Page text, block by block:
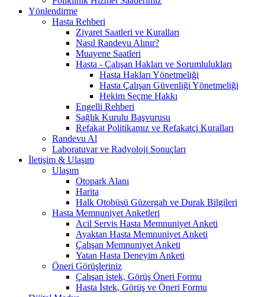
Yönlendirme
Hasta Rehberi
Ziyaret Saatleri ve Kuralları
Nasıl Randevu Alınır?
Muayene Saatleri
Hasta - Çalışan Hakları ve Sorumlulukları
Hasta Hakları Yönetmeliği
Hasta Çalışan Güvenliği Yönetmeliği
Hekim Seçme Hakkı
Engelli Rehberi
Sağlık Kurulu Başvurusu
Refakat Politikamız ve Refakatçi Kuralları
Randevu Al
Laboratuvar ve Radyoloji Sonuçları
İletişim & Ulaşım
Ulaşım
Otopark Alanı
Harita
Halk Otobüsü Güzergah ve Durak Bilgileri
Hasta Memnuniyet Anketleri
Acil Servis Hasta Memnuniyet Anketi
Ayaktan Hasta Memnuniyet Anketi
Çalışan Memnuniyet Anketi
Yatan Hasta Deneyim Anketi
Öneri Görüşleriniz
Çalışan istek, Görüş Öneri Formu
Hasta İstek, Görüş ve Öneri Formu